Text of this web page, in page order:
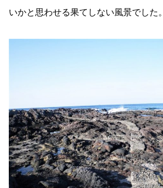
いかと思わせる果てしない風景でした。